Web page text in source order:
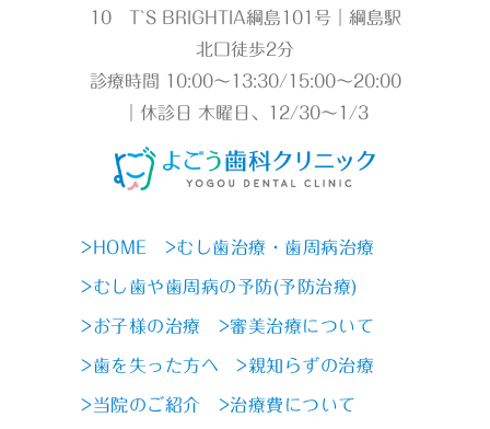
10 T`S BRIGHTIA綱島101号｜綱島駅
北口徒歩2分
診療時間 10:00～13:30/15:00～20:00
｜休診日 木曜日、12/30～1/3
>HOME >むし歯治療・歯周病治療
>むし歯や歯周病の予防(予防治療)
>お子様の治療 >審美治療について
>歯を失った方へ >親知らずの治療
>当院のご紹介 >治療費について